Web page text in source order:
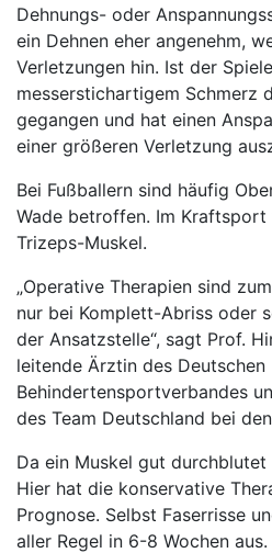
Dehnungs- oder
ein Dehnen eher angenehm,
Verletzungen hin. Ist der
messerstichartigem Schmerz
gegangen und hat einen
einer größeren Verletzung
Bei Fußballern sind häufig
Wade betroffen. Im Kraftsport
Trizeps-Muskel.
„Operative Therapien sind
nur bei Komplett-Abriss oder
der Ansatzstelle“, sagt Prof.
leitende Ärztin des Deutschen
Behindertensportverbandes
des Team Deutschland bei
Da ein Muskel gut
Hier hat die konservative
Prognose. Selbst Faserrisse
aller Regel in 6-8 Wochen